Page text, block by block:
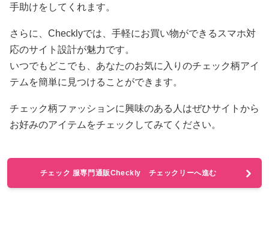
手助けをしてくれます。
さらに、Checklyでは、手軽にお買い物ができるスマホ対
応のサイト設計が魅力です。
いつでもどこでも、あなたのお気に入りのチェック柄アイ
テムを簡単に見つけることができます。
チェック柄ファッションに興味のある人はぜひサイトから
お好みのアイテムをチェックしてみてください。
チェック 服専門通販Checkly チェックリーへ進む